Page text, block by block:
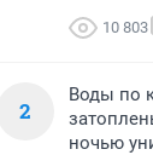
10 803
2
Воды по
ночью